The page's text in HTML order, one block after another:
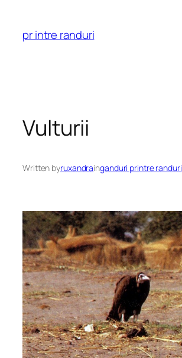
content
pr intre randuri
Vulturii
Written byruxandrainganduri printre randuri